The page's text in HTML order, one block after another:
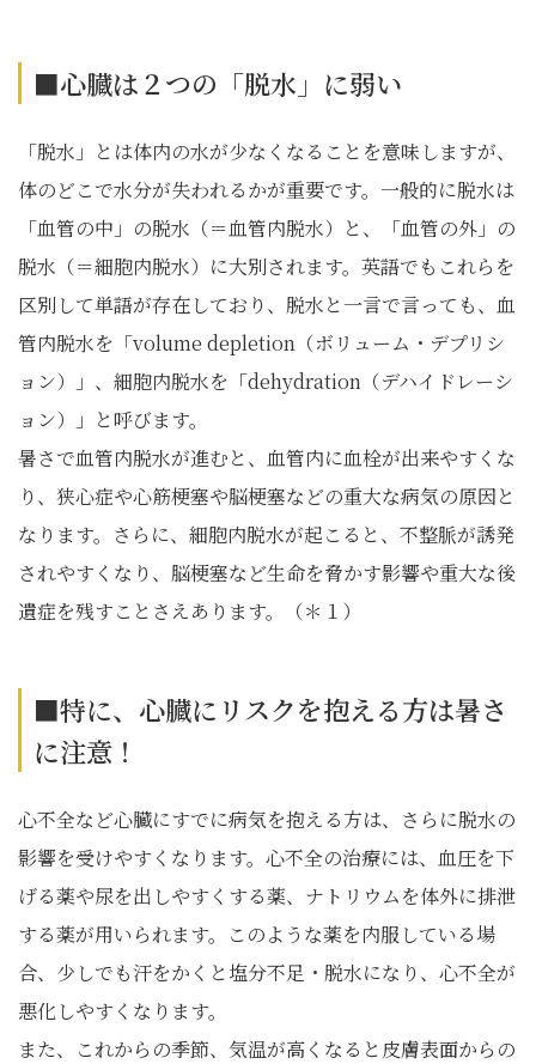
■心臓は２つの「脱水」に弱い
「脱水」とは体内の水が少なくなることを意味しますが、
体のどこで水分が失われるかが重要です。一般的に脱水は
「血管の中」の脱水（＝血管内脱水）と、「血管の外」の
脱水（＝細胞内脱水）に大別されます。英語でもこれらを
区別して単語が存在しており、脱水と一言で言っても、血
管内脱水を「volume depletion（ボリューム・デプリシ
ョン）」、細胞内脱水を「dehydration（デハイドレーシ
ョン）」と呼びます。
暑さで血管内脱水が進むと、血管内に血栓が出来やすくな
り、狭心症や心筋梗塞や脳梗塞などの重大な病気の原因と
なります。さらに、細胞内脱水が起こると、不整脈が誘発
されやすくなり、脳梗塞など生命を脅かす影響や重大な後
遺症を残すことさえあります。（＊１）
■特に、心臓にリスクを抱える方は暑さ
に注意！
心不全など心臓にすでに病気を抱える方は、さらに脱水の
影響を受けやすくなります。心不全の治療には、血圧を下
げる薬や尿を出しやすくする薬、ナトリウムを体外に排泄
する薬が用いられます。このような薬を内服している場
合、少しでも汗をかくと塩分不足・脱水になり、心不全が
悪化しやすくなります。
また、これからの季節、気温が高くなると皮膚表面からの